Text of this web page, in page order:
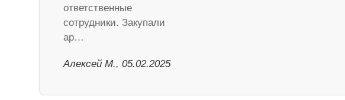
ответственные
сотрудники. Закупали
ар…
Алексей М., 05.02.2025